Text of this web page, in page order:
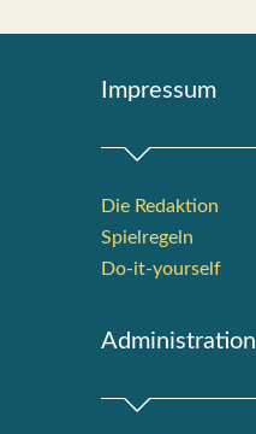
Impres­sum
Die Redak­ti­on
Spiel­re­geln
Do-it-your­s­elf
Admi­nis­tra­ti­on